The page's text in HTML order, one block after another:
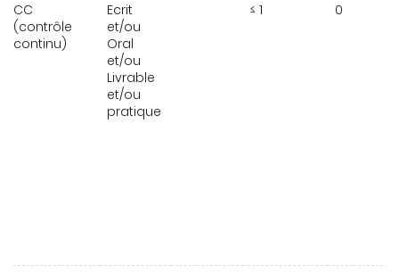
CC
(contrôle
continu)
Ecrit
et/ou
Oral
et/ou
Livrable
et/ou
pratique
≤ 1 0